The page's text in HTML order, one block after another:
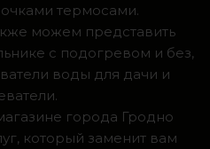
термосами.
можем представить
с подогревом и без,
воды для дачи и
города Гродно
который заменит вам